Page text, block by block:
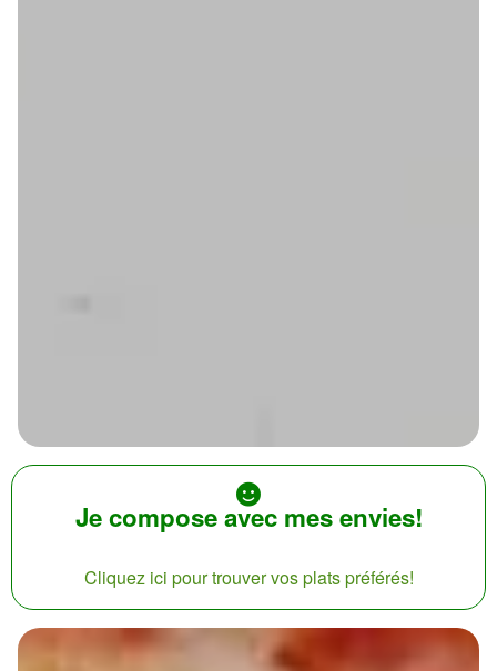
Je compose avec mes envies!
Cliquez ici pour trouver vos plats préférés!